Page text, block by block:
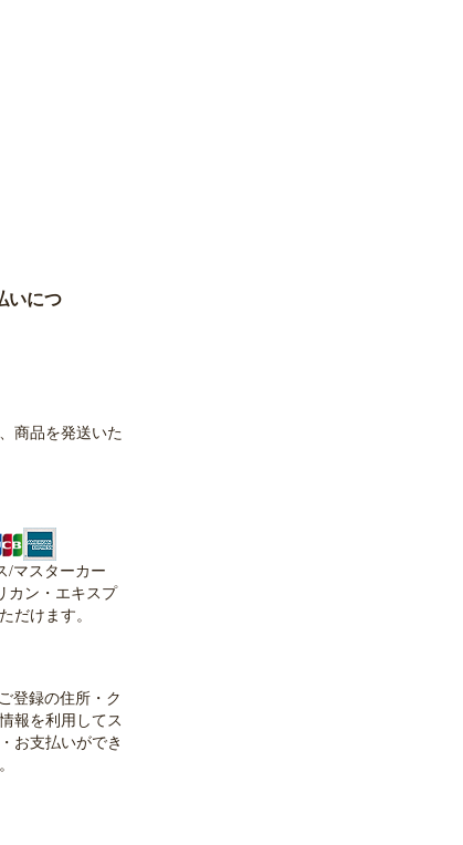
商品を発送いた
/マスターカー
カン・エキスプ
だけます。
登録の住所・ク
報を利用してス
お支払いができ